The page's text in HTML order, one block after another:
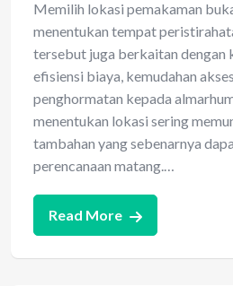
Memilih lokasi pemakaman
menentukan tempat
tersebut juga berkaitan dengan
efisiensi biaya, kemudahan
penghormatan kepada
menentukan lokasi sering
tambahan yang sebenarnya
perencanaan matang.…
Read More